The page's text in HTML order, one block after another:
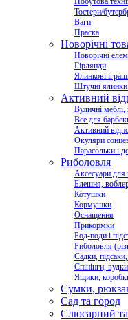
Тостери/
Ваги
Праска
Новорічні
Новорічні
Гірлянди
Ялинкові
Штучні ялинки
Активний
Вуличні меблі,
Все для
Активний
Окуляри
Парасольки і
Риболовля
Аксесуари для
Блешня,
Котушки
Кормушки
Оснащення
Прикормки
Род-поди і
Риболовля
Садки,
Спінінги, вудки
Ящики,
Сумки,
Сад та город
Слюсарний та